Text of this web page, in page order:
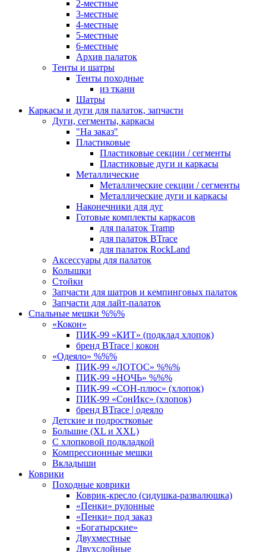
2-местные
3-местные
4-местные
5-местные
6-местные
Архив палаток
Тенты и шатры
Тенты походные
из ткани
Шатры
Каркасы и дуги для палаток, запчасти
Дуги, сегменты, каркасы
"На заказ"
Пластиковые
Пластиковые секции / сегменты
Пластиковые дуги и каркасы
Металлические
Металлические секции / сегменты
Металлические дуги и каркасы
Наконечники для дуг
Готовые комплекты каркасов
для палаток Tramp
для палаток BTrace
для палаток RockLand
Аксессуары для палаток
Колышки
Стойки
Запчасти для шатров и кемпинговых палаток
Запчасти для лайт-палаток
Спальные мешки %%%
«Кокон»
ПИК-99 «КИТ» (подклад хлопок)
бренд BTrace | кокон
«Одеяло» %%%
ПИК-99 «ЛОТОС» %%%
ПИК-99 «НОЧЬ» %%%
ПИК-99 «СОН-плюс» (хлопок)
ПИК-99 «СонИкс» (хлопок)
бренд BTrace | одеяло
Детские и подростковые
Большие (XL и XXL)
С хлопковой подкладкой
Компрессионные мешки
Вкладыши
Коврики
Походные коврики
Коврик-кресло (сидушка-развалюшка)
«Пенки» рулонные
«Пенки» под заказ
«Богатырские»
Двухместные
Двухслойные